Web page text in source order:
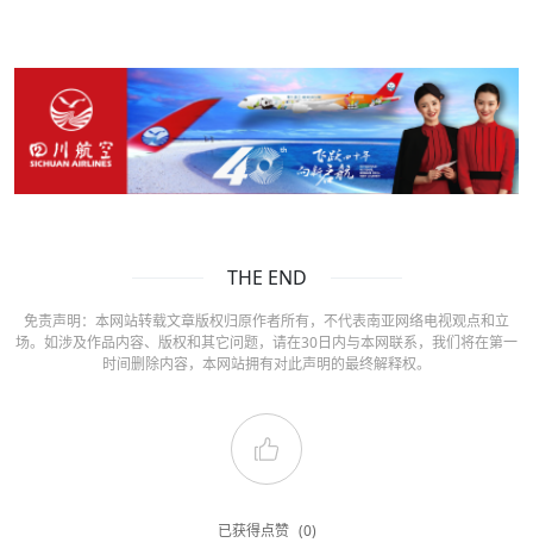
THE END
免责声明：本网站转载文章版权归原作者所有，不代表南亚网络电视观点和立
场。如涉及作品内容、版权和其它问题，请在30日内与本网联系，我们将在第一
时间删除内容，本网站拥有对此声明的最终解释权。
已获得点赞 (0)